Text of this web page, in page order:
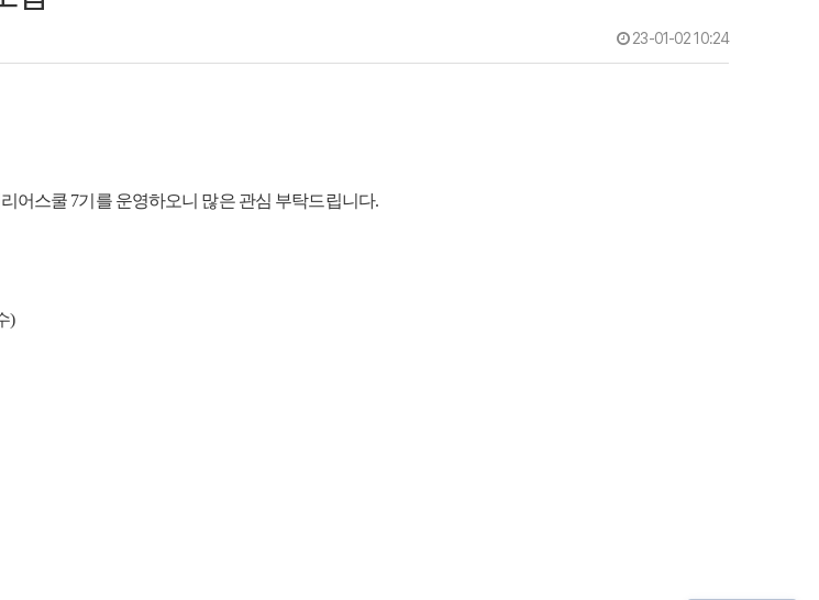
23-01-02 10:24
어스쿨 7기를 운영하오니 많은 관심 부탁드립니다.
)